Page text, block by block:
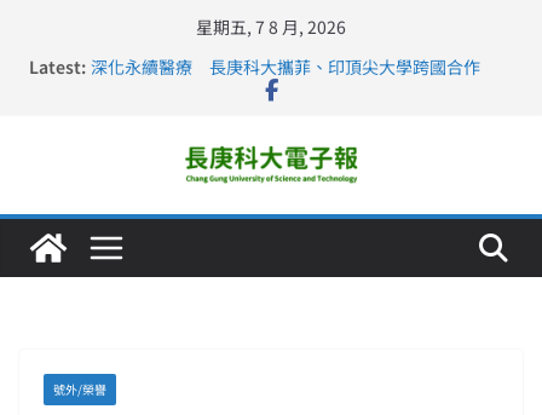
星期五, 7 8 月, 2026
Latest: 深化永續醫療 長庚科大攜菲、印頂尖大學跨國合作
長庚科大訪凱瑟醫療集團、美容學校收穫豐
仁德醫專與長庚科大締結策略聯盟 培育護理尖兵
長庚科大連四年穩居《遠見》醫學大學第5名 辦學實力再
號外/榮譽